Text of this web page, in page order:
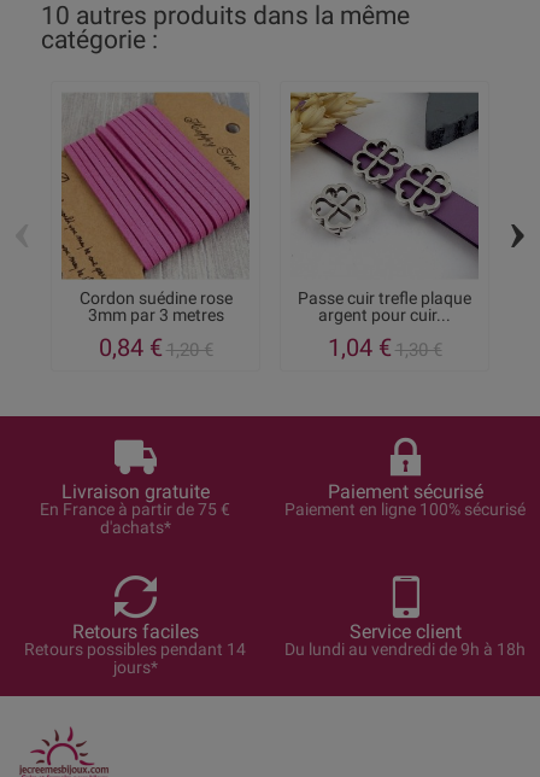
10 autres produits dans la même
catégorie :
Cordon suédine rose
3mm par 3 metres
0,84 €1,20 €
Passe cuir trefle plaque
argent pour cuir...
1,04 €1,30 €
›
Livraison gratuite
En France à partir de 75 €
d'achats*
Paiement sécurisé
Paiement en ligne 100% sécurisé
Retours faciles
Retours possibles pendant 14
jours*
Service client
Du lundi au vendredi de 9h à 18h